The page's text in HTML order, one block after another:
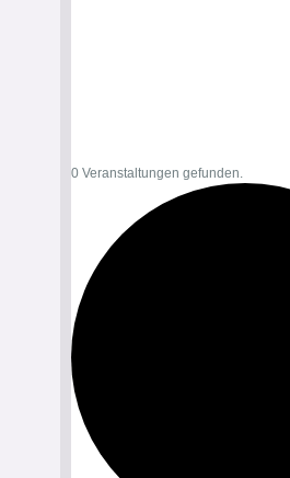
0 Veranstaltungen gefunden.